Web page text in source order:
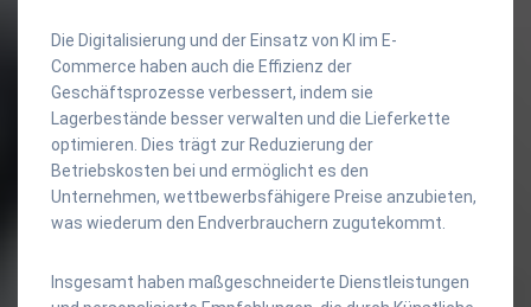
Die Digitalisierung und der Einsatz von KI im E-
Commerce haben auch die Effizienz der
Geschäftsprozesse verbessert, indem sie
Lagerbestände besser verwalten und die Lieferkette
optimieren. Dies trägt zur Reduzierung der
Betriebskosten bei und ermöglicht es den
Unternehmen, wettbewerbsfähigere Preise anzubieten,
was wiederum den Endverbrauchern zugutekommt.
Insgesamt haben maßgeschneiderte Dienstleistungen